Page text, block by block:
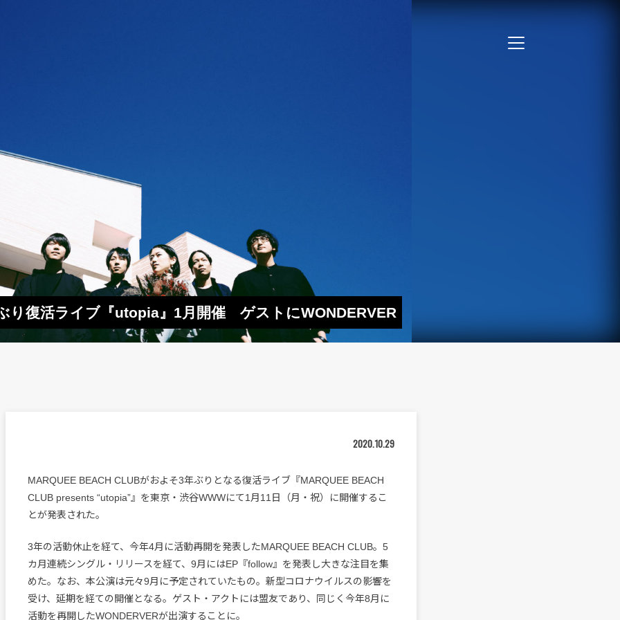
り復活ライブ『utopia』1月開催 ゲストにWONDERVER
2020.10.29
MARQUEE BEACH CLUBがおよそ3年ぶりとなる復活ライブ『MARQUEE BEACH
CLUB presents “utopia”』を東京・渋谷WWWにて1月11日（月・祝）に開催するこ
とが発表された。
3年の活動休止を経て、今年4月に活動再開を発表したMARQUEE BEACH CLUB。5
カ月連続シングル・リリースを経て、9月にはEP『follow』を発表し大きな注目を集
めた。なお、本公演は元々9月に予定されていたもの。新型コロナウイルスの影響を
受け、延期を経ての開催となる。ゲスト・アクトには盟友であり、同じく今年8月に
活動を再開したWONDERVERが出演することに。